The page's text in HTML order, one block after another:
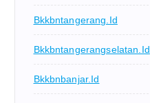
Bkkbntangerang.id
Bkkbntangerangselatan.id
Bkkbnbanjar.id